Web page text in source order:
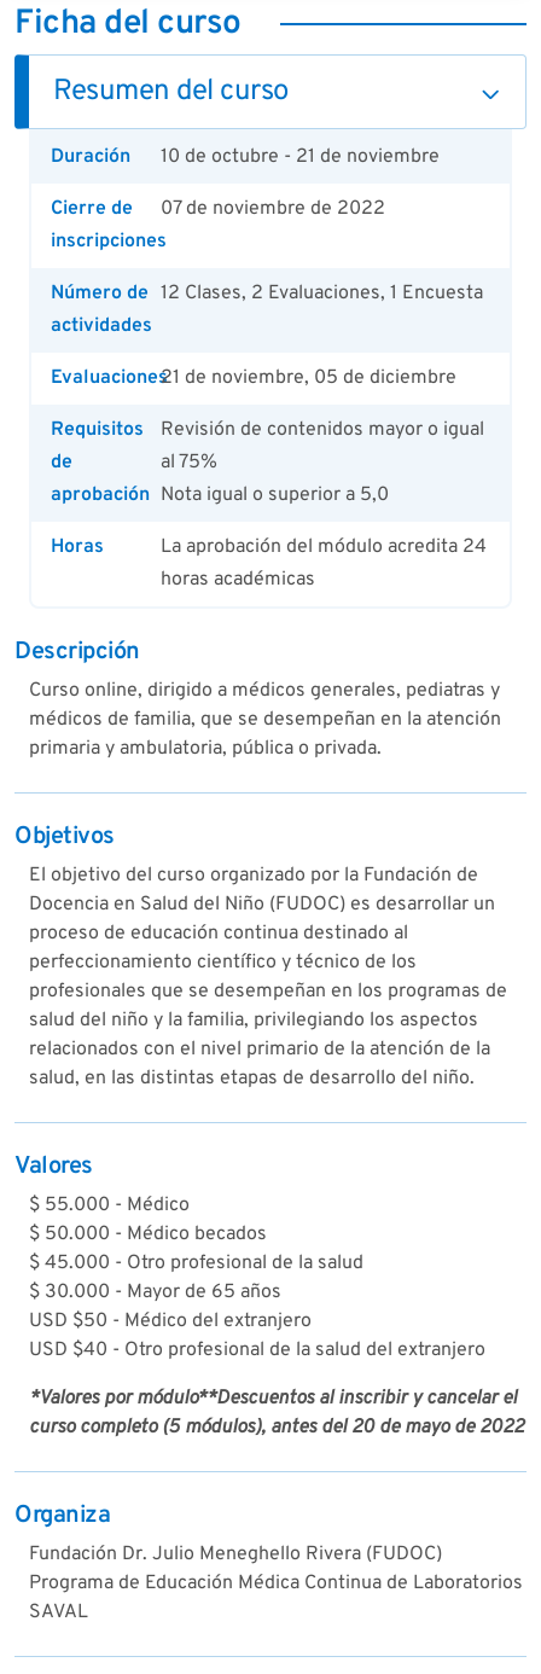
Ficha del curso
Resumen del curso
Duración 10 de octubre - 21 de noviembre
Cierre de
inscripciones
07 de noviembre de 2022
Número de
actividades
12 Clases, 2 Evaluaciones, 1 Encuesta
Evaluaciones21 de noviembre, 05 de diciembre
Requisitos
de
aprobación
Revisión de contenidos mayor o igual
al 75%
Nota igual o superior a 5,0
Horas
La aprobación del módulo acredita 24
horas académicas
Descripción
Curso online, dirigido a médicos generales, pediatras y
médicos de familia, que se desempeñan en la atención
primaria y ambulatoria, pública o privada.
Objetivos
El objetivo del curso organizado por la Fundación de
Docencia en Salud del Niño (FUDOC) es desarrollar un
proceso de educación continua destinado al
perfeccionamiento científico y técnico de los
profesionales que se desempeñan en los programas de
salud del niño y la familia, privilegiando los aspectos
relacionados con el nivel primario de la atención de la
salud, en las distintas etapas de desarrollo del niño.
Valores
$ 55.000 - Médico
$ 50.000 - Médico becados
$ 45.000 - Otro profesional de la salud
$ 30.000 - Mayor de 65 años
USD $50 - Médico del extranjero
USD $40 - Otro profesional de la salud del extranjero
*Valores por módulo**Descuentos al inscribir y cancelar el
curso completo (5 módulos), antes del 20 de mayo de 2022
Organiza
Fundación Dr. Julio Meneghello Rivera (FUDOC)
Programa de Educación Médica Continua de Laboratorios
SAVAL